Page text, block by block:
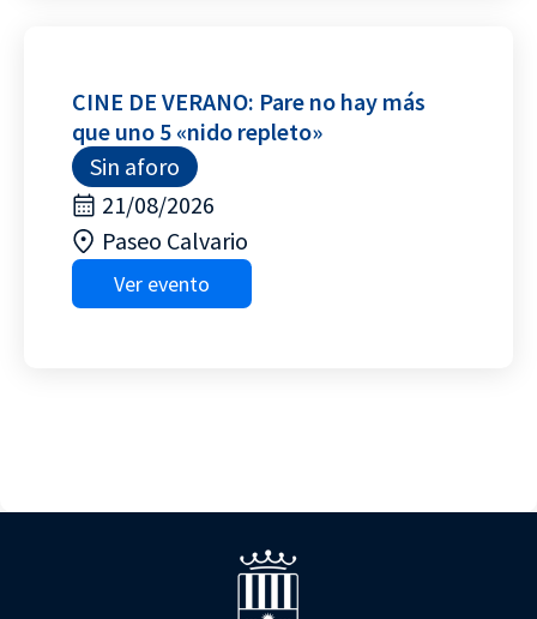
CINE DE VERANO: Pare no hay más
que uno 5 «nido repleto»
Sin aforo
21/08/2026
Paseo Calvario
Ver evento